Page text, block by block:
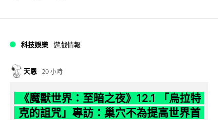
科技娛樂 遊戲情報
天恩 20 小時
《魔獸世界：至暗之夜》12.1 「烏拉特
克的詛咒」專訪：巢穴不為提高世界首